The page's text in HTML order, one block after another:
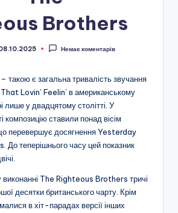
Brothers
Немає коментарів
– такою є загальна тривалість звучання
That Lovin’ Feelin’ в американському
лише у двадцятому столітті. У
композицію ставили понад вісім
перевершує досягнення Yesterday
До теперішнього часу цей показник
виконанні The Righteous Brothers тричі
десятки британського чарту. Крім
в хіт-парадах версії інших